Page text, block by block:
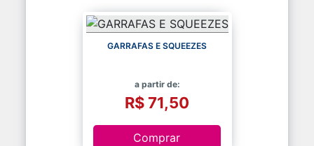
GARRAFAS E SQUEEZES
a partir de:
R$ 71,50
Comprar